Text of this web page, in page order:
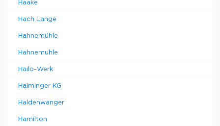
Haake
Hach Lange
Hahnemühle
Hahnemuhle
Hailo-Werk
Haiminger KG
Haldenwanger
Hamilton